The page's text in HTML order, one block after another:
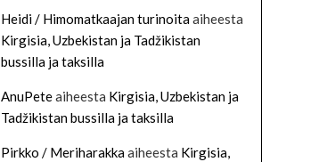
Heidi / Himomatkaajan turinoitaaiheesta
Kirgisia, Uzbekistan ja Tadžikistan
bussilla ja taksilla
AnuPeteaiheesta Kirgisia, Uzbekistan ja
Tadžikistan bussilla ja taksilla
Pirkko / Meriharakkaaiheesta Kirgisia,